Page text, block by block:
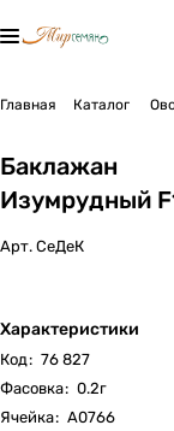
Главная Каталог
Баклажан
Изумрудный
Арт. СеДеК
Характеристики
Код: 76 827
Фасовка: 0.2г
Ячейка: А0766